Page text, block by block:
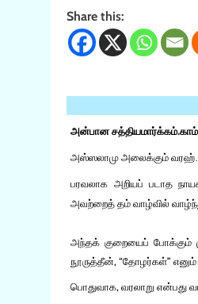
Share this:
அன்பான சத்தியமார்க்கம்.காம்
அஸ்ஸலாமு அலைக்கும்
பரவலாக அறியப் படாத
அவற்றைத் தம் வாழ்வில்
அந்தக் குறையைப் போக்கும்
நூருத்தீன், “தோழர்கள்”
பொதுவாக, வரலாறு என்பது